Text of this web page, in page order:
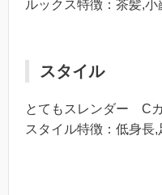
ルックス特徴：茶髪,
スタイル
とてもスレンダー C
スタイル特徴：低身長